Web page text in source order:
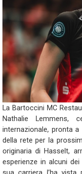
La Bartoccini MC
Nathalie Lemmens,
internazionale, pronta
della rete per la
originaria di Hasselt,
esperienze in alcuni